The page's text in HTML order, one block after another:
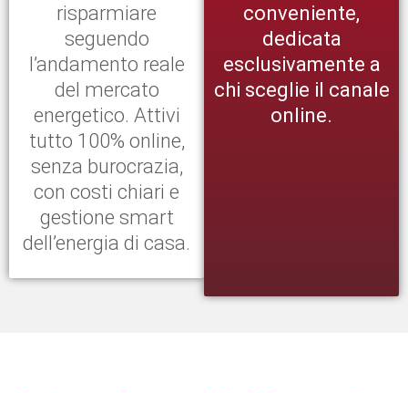
risparmiare
seguendo
l’andamento reale
del mercato
energetico. Attivi
tutto 100% online,
senza burocrazia,
con costi chiari e
gestione smart
dell’energia di casa.
conveniente,
dedicata
esclusivamente a
chi sceglie il canale
online.